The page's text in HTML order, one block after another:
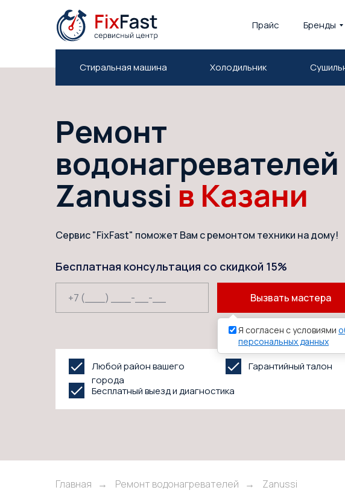
Бренды
Прайс
Холодильник
Стиральная машина
Ремонт
водонагревателей
Zanussi в Казани
Вызвать мастера
Бесплатная консультация со скидкой 15%
Сервис "FixFast" поможет Вам с ремонтом техники на дому!
Любой район вашего
города
Бесплатный выезд и диагностика
Гарантийный талон
Главная → Ремонт водонагревателей → Zanussi
Я согласен с условиями
персональных данных